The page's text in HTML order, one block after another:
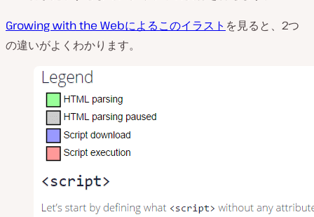
Growing with the Webによるこのイラスト を見ると、2つ
の違いがよくわかります。